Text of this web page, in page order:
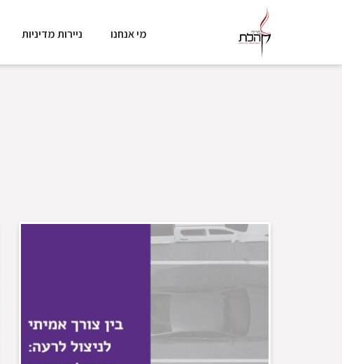
מי אנחנו ניירות מדיניות